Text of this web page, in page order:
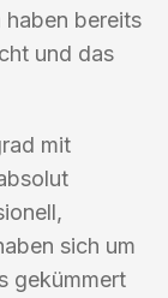
haben bereits
und das
mit
sich um
gekümmert